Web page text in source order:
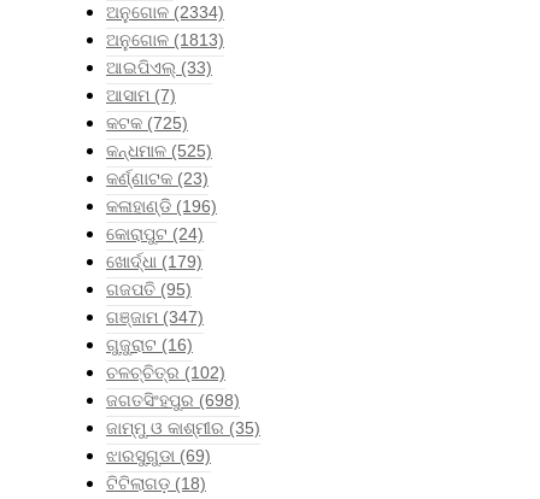
ଅନୁଗୋଳ (2334)
ଅନୁଗୋଳ (1813)
ଆଇପିଏଲ୍ (33)
ଆସାମ (7)
କଟକ (725)
କନ୍ଧମାଳ (525)
କର୍ଣ୍ଣାଟକ (23)
କଳାହାଣ୍ଡି (196)
କୋରାପୁଟ (24)
ଖୋର୍ଦ୍ଧା (179)
ଗଜପତି (95)
ଗଞ୍ଜାମ (347)
ଗୁଜୁରାଟ (16)
ଚଳଚ୍ଚିତ୍ର (102)
ଜଗତସିଂହପୁର (698)
ଜାମ୍ମୁ ଓ କାଶ୍ମୀର (35)
ଝାରସୁଗୁଡା (69)
ଟିଟିଲାଗଡ଼ (18)